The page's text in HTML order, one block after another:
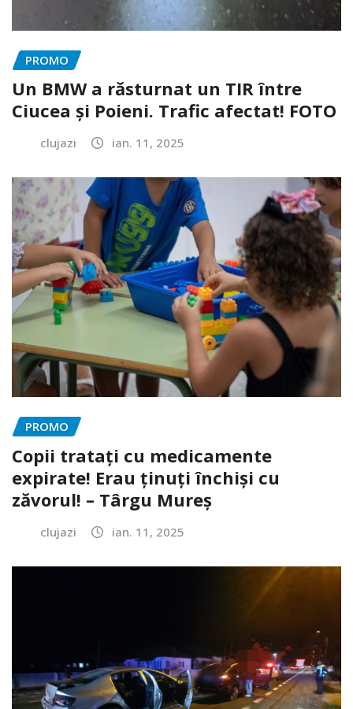
PROMO
Un BMW a răsturnat un TIR între
Ciucea și Poieni. Trafic afectat! FOTO
clujazi ian. 11, 2025
PROMO
Copii tratați cu medicamente
expirate! Erau ținuți închiși cu
zăvorul! – Târgu Mureș
clujazi ian. 11, 2025